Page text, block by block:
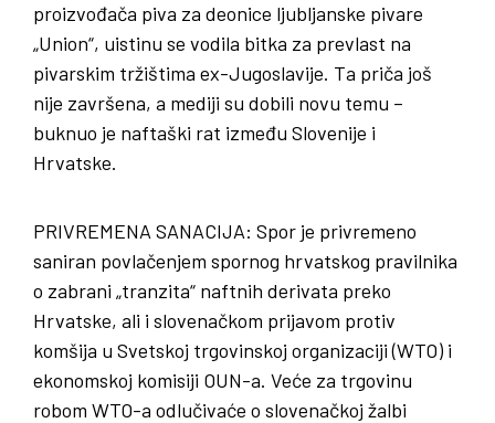
proizvođača piva za deonice ljubljanske pivare
„Union“, uistinu se vodila bitka za prevlast na
pivarskim tržištima ex-Jugoslavije. Ta priča još
nije završena, a mediji su dobili novu temu –
buknuo je naftaški rat između Slovenije i
Hrvatske.
PRIVREMENA SANACIJA: Spor je privremeno
saniran povlačenjem spornog hrvatskog pravilnika
o zabrani „tranzita“ naftnih derivata preko
Hrvatske, ali i slovenačkom prijavom protiv
komšija u Svetskoj trgovinskoj organizaciji (WTO) i
ekonomskoj komisiji OUN-a. Veće za trgovinu
robom WTO-a odlučivaće o slovenačkoj žalbi